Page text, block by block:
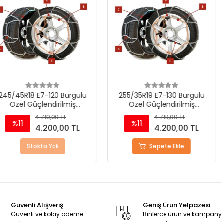
Burgulu
Zinciri
TL
TL
255/35R19 E7-130 Burgulu
Özel Güçlendirilmiş
Takmatik Kar Zinciri
4.719,00 TL
4.200,00 TL
255/
Özel
Güvenli Alışveriş
Güvenli ve kolay ödeme
Geniş Ürün Yelpazesi
Binlerce ürün ve